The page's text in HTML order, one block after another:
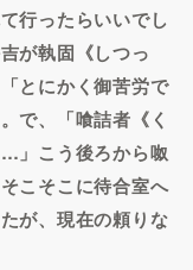
行ったらいいでし
が執固《しつっ
とにかく御苦労で
で、「喰詰者《く
」こう後ろから呶
こそこに待合室へ
が、現在の頼りな